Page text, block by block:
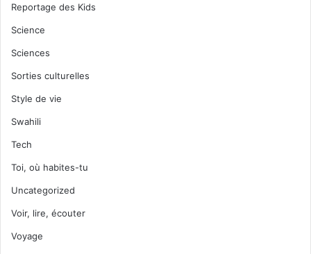
Reportage des Kids
Science
Sciences
Sorties culturelles
Style de vie
Swahili
Tech
Toi, où habites-tu
Uncategorized
Voir, lire, écouter
Voyage